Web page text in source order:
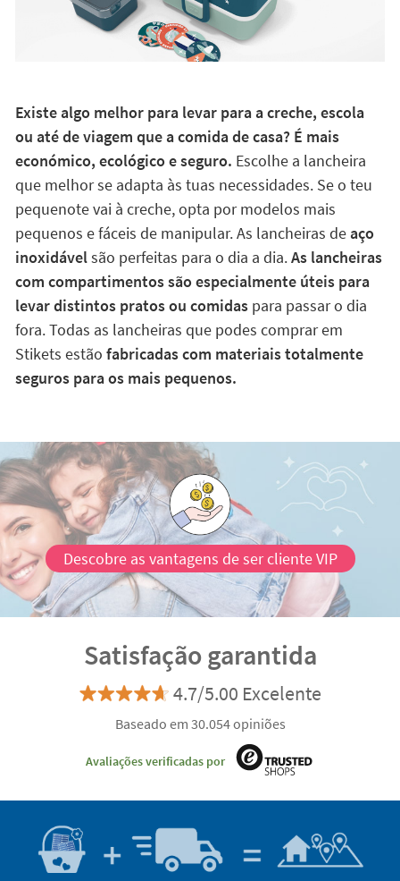
Existe algo melhor para levar para a creche, escola
ou até de viagem que a comida de casa? É mais
económico, ecológico e seguro. Escolhe a lancheira
que melhor se adapta às tuas necessidades. Se o teu
pequenote vai à creche, opta por modelos mais
pequenos e fáceis de manipular. As lancheiras deaço
inoxidávelsão perfeitas para o dia a dia.As lancheiras
com compartimentos são especialmente úteis para
levar distintos pratos ou comidaspara passar o dia
fora. Todas as lancheiras que podes comprar em
Stikets estão fabricadas com materiais totalmente
seguros para os mais pequenos.
Descobre as vantagens de ser cliente VIP
Satisfação garantida
4.7/5.00 Excelente
Baseado em 30.054 opiniões
Avaliações verificadas por